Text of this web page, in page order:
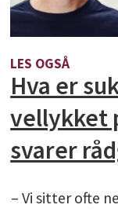
LES OGSÅ
Hva er
vellykket
svarer
– Vi sitter ofte